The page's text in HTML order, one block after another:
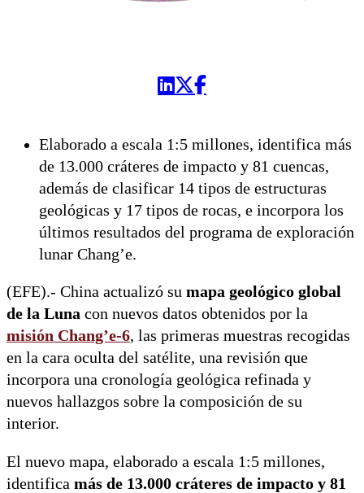
Elaborado a escala 1:5 millones, identifica más
de 13.000 cráteres de impacto y 81 cuencas,
además de clasificar 14 tipos de estructuras
geológicas y 17 tipos de rocas, e incorpora los
últimos resultados del programa de exploración
lunar Chang’e.
(EFE).- China actualizó su mapa geológico global
de la Luna con nuevos datos obtenidos por la
misión Chang’e-6, las primeras muestras recogidas
en la cara oculta del satélite, una revisión que
incorpora una cronología geológica refinada y
nuevos hallazgos sobre la composición de su
interior.
El nuevo mapa, elaborado a escala 1:5 millones,
identifica más de 13.000 cráteres de impacto y 81